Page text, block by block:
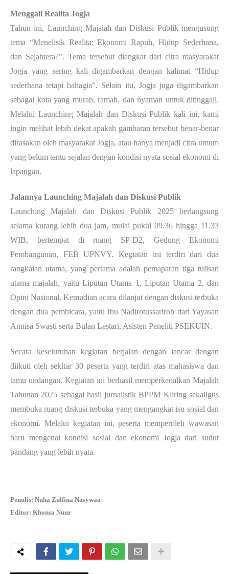
Menggali Realita Jogja
Tahun ini, Launching Majalah dan Diskusi Publik mengusung
tema “Menelisik Realita: Ekonomi Rapuh, Hidup Sederhana,
dan Sejahtera?”. Tema tersebut diangkat dari citra masyarakat
Jogja yang sering kali digambarkan dengan kalimat “Hidup
sederhana tetapi bahagia”. Selain itu, Jogja juga digambarkan
sebagai kota yang murah, ramah, dan nyaman untuk ditinggali.
Melalui Launching Majalah dan Diskusi Publik kali ini, kami
ingin melihat lebih dekat apakah gambaran tersebut benar-benar
dirasakan oleh masyarakat Jogja, atau hanya menjadi citra umum
yang belum tentu sejalan dengan kondisi nyata sosial ekonomi di
lapangan.
Jalannya Launching Majalah dan Diskusi Publik
Launching Majalah dan Diskusi Publik 2025 berlangsung
selama kurang lebih dua jam, mulai pukul 09.36 hingga 11.33
WIB, bertempat di ruang SP-D2, Gedung Ekonomi
Pembangunan, FEB UPNVY. Kegiatan ini terdiri dari dua
rangkaian utama, yang pertama adalah pemaparan tiga tulisan
utama majalah, yaitu Liputan Utama 1, Liputan Utama 2, dan
Opini Nasional. Kemudian acara dilanjut dengan diskusi terbuka
dengan dua pembicara, yaitu Ibu Nadlrotussariroh dari Yayasan
Annisa Swasti serta Bulan Lestari, Asisten Peneliti PSEKUIN.
Secara keseluruhan kegiatan berjalan dengan lancar dengan
diikuti oleh sekitar 30 peserta yang terdiri atas mahasiswa dan
tamu undangan. Kegiatan ini berhasil memperkenalkan Majalah
Tahunan 2025 sebagai hasil jurnalistik BPPM Kliring sekaligus
membuka ruang diskusi terbuka yang mengangkat isu sosial dan
ekonomi. Melalui kegiatan ini, peserta memperoleh wawasan
baru mengenai kondisi sosial dan ekonomi Jogja dari sudut
pandang yang lebih nyata.
Penulis: Nuha Zulfina Nasywaa
Editor: Khonsa Nuur